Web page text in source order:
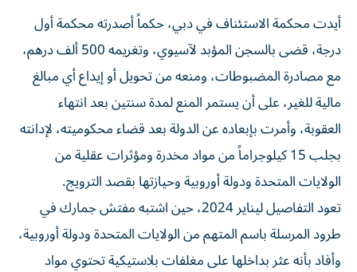
أيدت محكمة الاستئناف في دبي، حكماً أصدرته محكمة أول
درجة، قضى بالسجن المؤبد لآسيوي، وتغريمه 500 ألف درهم،
مع مصادرة المضبوطات، ومنعه من تحويل أو إيداع أي مبالغ
مالية للغير، على أن يستمر المنع لمدة سنتين بعد انتهاء
العقوبة، وأمرت بإبعاده عن الدولة بعد قضاء محكوميته، لإدانته
بجلب 15 كيلوجراماً من مواد مخدرة ومؤثرات عقلية من
الولايات المتحدة ودولة أوروبية وحيازتها بقصد الترويج.
تعود التفاصيل ليناير 2024، حين اشتبه مفتش جمارك في
طرود المرسلة باسم المتهم من الولايات المتحدة ودولة أوروبية،
وأفاد بأنه عثر بداخلها على مغلفات بلاستيكية تحتوي مواد